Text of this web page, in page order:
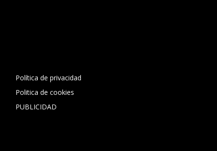
Política de privacidad
Politica de cookies
PUBLICIDAD